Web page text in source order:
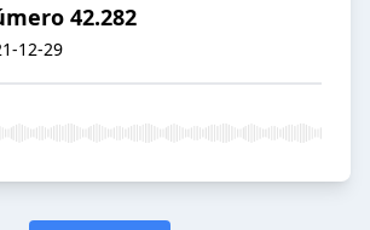
42.282
12-29